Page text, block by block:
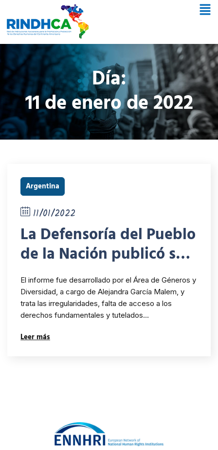
Día:
11 de enero de 2022
Argentina
11/01/2022
La Defensoría del Pueblo
de la Nación publicó su
informe “MUJERES Y
DISIDENCIAS: ¿con o sin
derechos?”
El informe fue desarrollado por el Área de Géneros y
Diversidad, a cargo de Alejandra García Malem, y
trata las irregularidades, falta de acceso a los
derechos fundamentales y tutelados…
Leer más